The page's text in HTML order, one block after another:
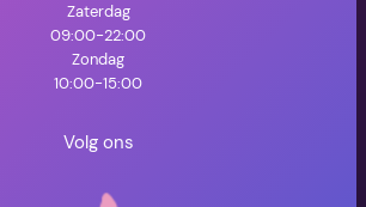
Zaterdag
09:00-22:00
Zondag
10:00-15:00
Volg ons